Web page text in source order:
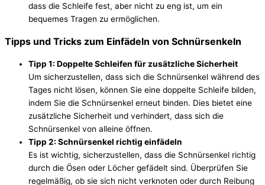
dass die Schleife fest, aber nicht zu eng ist, um ein
bequemes Tragen zu ermöglichen.
Tipps und Tricks zum Einfädeln von Schnürsenkeln
Tipp 1: Doppelte Schleifen für zusätzliche Sicherheit
Um sicherzustellen, dass sich die Schnürsenkel während des
Tages nicht lösen, können Sie eine doppelte Schleife bilden,
indem Sie die Schnürsenkel erneut binden. Dies bietet eine
zusätzliche Sicherheit und verhindert, dass sich die
Schnürsenkel von alleine öffnen.
Tipp 2: Schnürsenkel richtig einfädeln
Es ist wichtig, sicherzustellen, dass die Schnürsenkel richtig
durch die Ösen oder Löcher gefädelt sind. Überprüfen Sie
regelmäßig, ob sie sich nicht verknoten oder durch Reibung